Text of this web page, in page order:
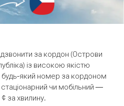
за кордон (Острови
із високою якістю
який номер за кордоном
чи мобільний —
¢ за хвилину.